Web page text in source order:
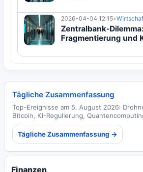
2026-04-04 12:15•
Zentralbank-
Fragmentierung und
Tägliche Zusammenfassung
Top-Ereignisse am 5. August 2026:
Bitcoin, KI-Regulierung,
Tägliche Zusammenfassung →
Finanzen